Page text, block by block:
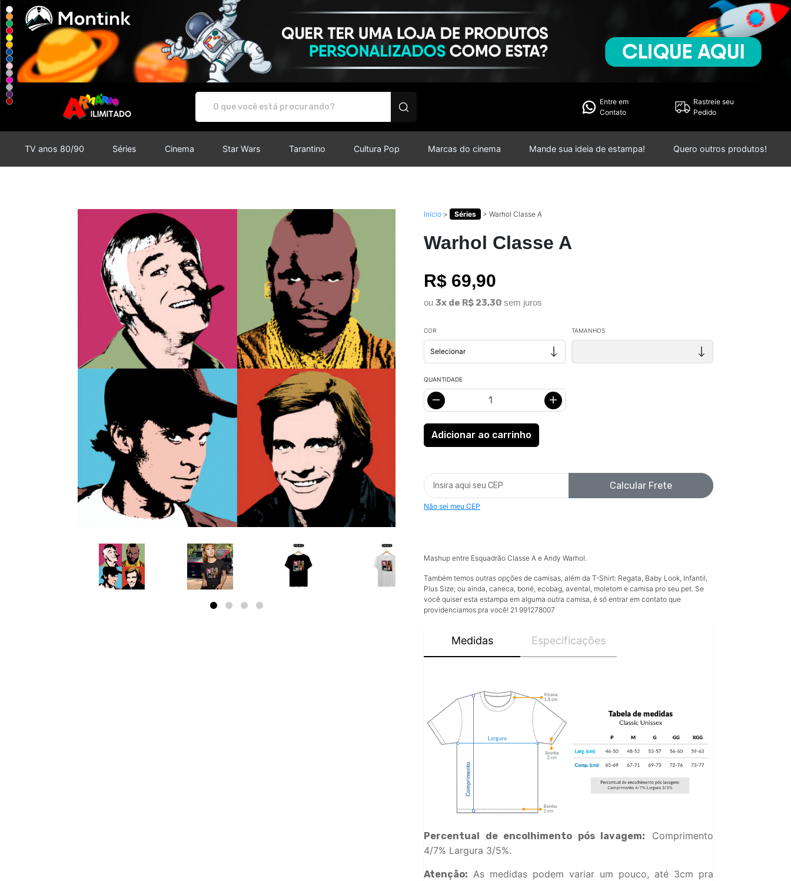
Entre em
Contato
Rastreie seu
Pedido
TV anos 80/90 Séries Cinema Star Wars Tarantino Cultura Pop Marcas do cinema Mande sua ideia de estampa! Quero outros produtos!
Início > Séries > Warhol Classe A
Warhol Classe A
R$ 69,90
ou 3x de R$ 23,30 sem juros
COR TAMANHOS
QUANTIDADE
Calcular Frete
Não sei meu CEP
Mashup entre Esquadrão Classe A e Andy Warhol.
Também temos outras opções de camisas, além da T-Shirt: Regata, Baby Look, Infantil,
Plus Size; ou ainda, caneca, boné, ecobag, avental, moletom e camisa pro seu pet. Se
você quiser esta estampa em alguma outra camisa, é só entrar em contato que
providenciamos pra você! 21 991278007
Medidas Especificações
Percentual de encolhimento pós lavagem:
Comprimento
4/7% Largura 3/5%.
Atenção: As medidas podem variar um pouco, até 3cm pra